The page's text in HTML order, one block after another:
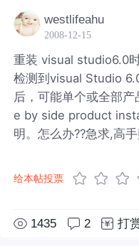
westlifeahu
2008-12-15
重装 visual studio6.0
检测到visual Studio
后，可能单个或全部
e by side product
明。怎么办??急求,高
给本帖投票
1435 2 打